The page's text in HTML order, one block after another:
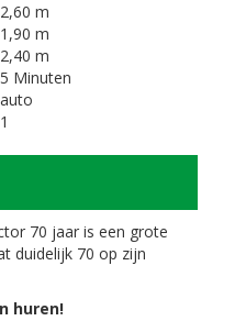
2,60 m
1,90 m
2,40 m
5 Minuten
auto
1
70 jaar is een grote
duidelijk 70 op zijn
huren!